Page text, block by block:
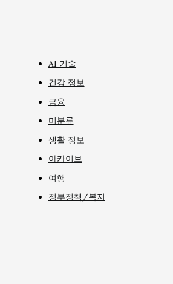
AI 기술
건강 정보
금융
미분류
생활 정보
아카이브
여행
정부정책/복지